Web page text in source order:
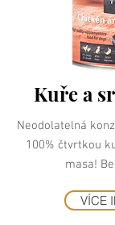
Kuře a
Neodolatelná
100% čtvrtkou
masa!
VÍCE